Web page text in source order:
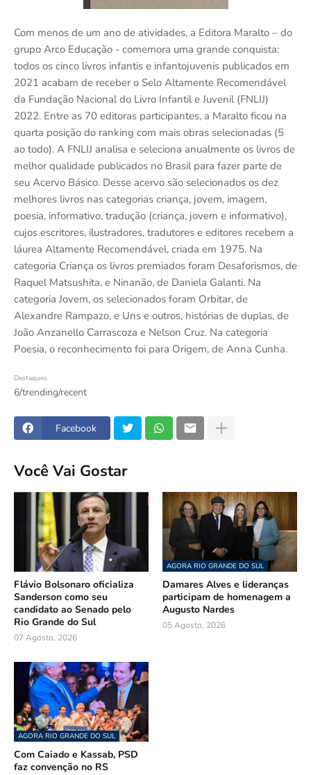
Com menos de um ano de atividades, a Editora Maralto – do
grupo Arco Educação - comemora uma grande conquista:
todos os cinco livros infantis e infantojuvenis publicados em
2021 acabam de receber o Selo Altamente Recomendável
da Fundação Nacional do Livro Infantil e Juvenil (FNLIJ)
2022. Entre as 70 editoras participantes, a Maralto ficou na
quarta posição do ranking com mais obras selecionadas (5
ao todo). A FNLIJ analisa e seleciona anualmente os livros de
melhor qualidade publicados no Brasil para fazer parte de
seu Acervo Básico. Desse acervo são selecionados os dez
melhores livros nas categorias criança, jovem, imagem,
poesia, informativo, tradução (criança, jovem e informativo),
cujos escritores, ilustradores, tradutores e editores recebem a
láurea Altamente Recomendável, criada em 1975. Na
categoria Criança os livros premiados foram Desaforismos, de
Raquel Matsushita, e Ninanão, de Daniela Galanti. Na
categoria Jovem, os selecionados foram Orbitar, de
Alexandre Rampazo, e Uns e outros, histórias de duplas, de
João Anzanello Carrascoza e Nelson Cruz. Na categoria
Poesia, o reconhecimento foi para Origem, de Anna Cunha.
Destaques
6/trending/recent
Facebook
Você Vai Gostar
Flávio Bolsonaro oficializa
Sanderson como seu
candidato ao Senado pelo
Rio Grande do Sul
07 Agosto, 2026
AGORA RIO GRANDE DO SUL
Damares Alves e lideranças
participam de homenagem a
Augusto Nardes
05 Agosto, 2026
AGORA RIO GRANDE DO SUL
Com Caiado e Kassab, PSD
faz convenção no RS